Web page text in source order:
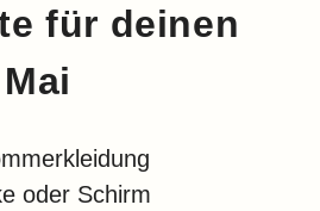
für deinen
oder Schirm